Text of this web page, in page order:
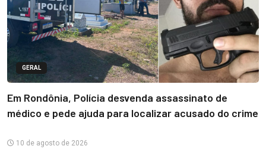
GERAL
Em Rondônia, Polícia desvenda assassinato de
médico e pede ajuda para localizar acusado do crime
10 de agosto de 2026